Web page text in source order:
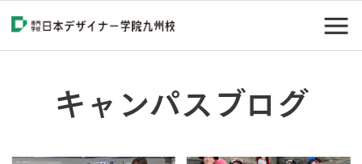
キャンパスブログ